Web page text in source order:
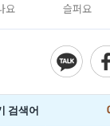
요 슬퍼요